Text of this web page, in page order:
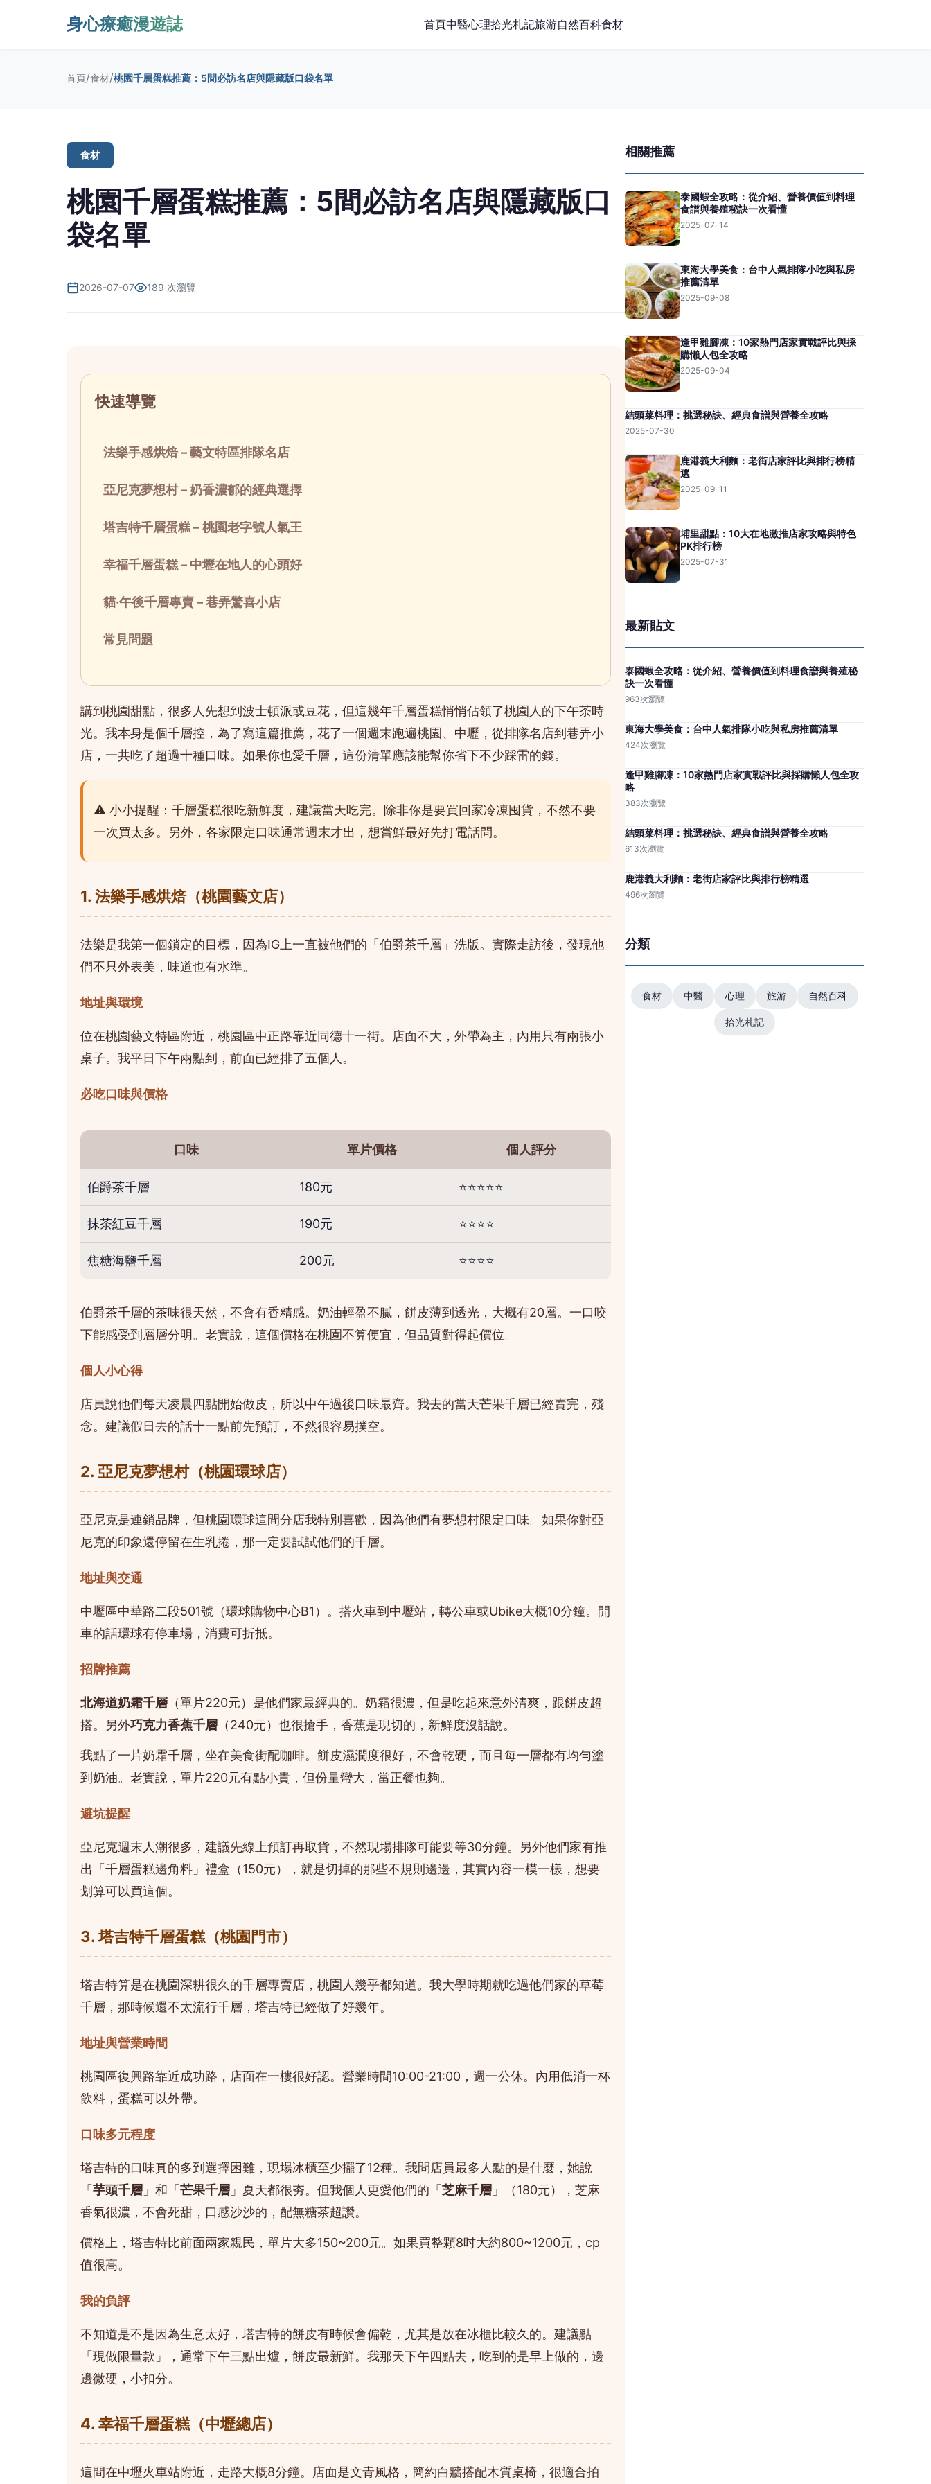
身心療癒漫遊誌 首頁中醫心理拾光札記旅游自然百科食材
首頁/食材/桃園千層蛋糕推薦：5間必訪名店與隱藏版口袋名單
食材
桃園千層蛋糕推薦：5間必訪名店與隱藏版口
袋名單
2026-07-07 189 次瀏覽
快速導覽
法樂手感烘焙 – 藝文特區排隊名店
亞尼克夢想村 – 奶香濃郁的經典選擇
塔吉特千層蛋糕 – 桃園老字號人氣王
幸福千層蛋糕 – 中壢在地人的心頭好
貓·午後千層專賣 – 巷弄驚喜小店
常見問題
講到桃園甜點，很多人先想到波士頓派或豆花，但這幾年千層蛋糕悄悄佔領了桃園人的下午茶時
光。我本身是個千層控，為了寫這篇推薦，花了一個週末跑遍桃園、中壢，從排隊名店到巷弄小
店，一共吃了超過十種口味。如果你也愛千層，這份清單應該能幫你省下不少踩雷的錢。
⚠️ 小小提醒：千層蛋糕很吃新鮮度，建議當天吃完。除非你是要買回家冷凍囤貨，不然不要
一次買太多。另外，各家限定口味通常週末才出，想嘗鮮最好先打電話問。
1. 法樂手感烘焙（桃園藝文店）
法樂是我第一個鎖定的目標，因為IG上一直被他們的「伯爵茶千層」洗版。實際走訪後，發現他
們不只外表美，味道也有水準。
地址與環境
位在桃園藝文特區附近，桃園區中正路靠近同德十一街。店面不大，外帶為主，內用只有兩張小
桌子。我平日下午兩點到，前面已經排了五個人。
必吃口味與價格
口味 單片價格 個人評分
伯爵茶千層 180元 ⭐⭐⭐⭐⭐
抹茶紅豆千層 190元 ⭐⭐⭐⭐
焦糖海鹽千層 200元 ⭐⭐⭐⭐
伯爵茶千層的茶味很天然，不會有香精感。奶油輕盈不膩，餅皮薄到透光，大概有20層。一口咬
下能感受到層層分明。老實說，這個價格在桃園不算便宜，但品質對得起價位。
個人小心得
店員說他們每天凌晨四點開始做皮，所以中午過後口味最齊。我去的當天芒果千層已經賣完，殘
念。建議假日去的話十一點前先預訂，不然很容易撲空。
2. 亞尼克夢想村（桃園環球店）
亞尼克是連鎖品牌，但桃園環球這間分店我特別喜歡，因為他們有夢想村限定口味。如果你對亞
尼克的印象還停留在生乳捲，那一定要試試他們的千層。
地址與交通
中壢區中華路二段501號（環球購物中心B1）。搭火車到中壢站，轉公車或Ubike大概10分鐘。開
車的話環球有停車場，消費可折抵。
招牌推薦
北海道奶霜千層 （單片220元）是他們家最經典的。奶霜很濃，但是吃起來意外清爽，跟餅皮超
搭。另外巧克力香蕉千層 （240元）也很搶手，香蕉是現切的，新鮮度沒話說。
我點了一片奶霜千層，坐在美食街配咖啡。餅皮濕潤度很好，不會乾硬，而且每一層都有均勻塗
到奶油。老實說，單片220元有點小貴，但份量蠻大，當正餐也夠。
避坑提醒
亞尼克週末人潮很多，建議先線上預訂再取貨，不然現場排隊可能要等30分鐘。另外他們家有推
出「千層蛋糕邊角料」禮盒（150元），就是切掉的那些不規則邊邊，其實內容一模一樣，想要
划算可以買這個。
3. 塔吉特千層蛋糕（桃園門市）
塔吉特算是在桃園深耕很久的千層專賣店，桃園人幾乎都知道。我大學時期就吃過他們家的草莓
千層，那時候還不太流行千層，塔吉特已經做了好幾年。
地址與營業時間
桃園區復興路靠近成功路，店面在一樓很好認。營業時間10:00-21:00，週一公休。內用低消一杯
飲料，蛋糕可以外帶。
口味多元程度
塔吉特的口味真的多到選擇困難，現場冰櫃至少擺了12種。我問店員最多人點的是什麼，她說
「 芋頭千層 」和「 芒果千層 」夏天都很夯。但我個人更愛他們的「 芝麻千層 」（180元），芝麻
香氣很濃，不會死甜，口感沙沙的，配無糖茶超讚。
價格上，塔吉特比前面兩家親民，單片大多150~200元。如果買整顆8吋大約800~1200元，cp
值很高。
我的負評
不知道是不是因為生意太好，塔吉特的餅皮有時候會偏乾，尤其是放在冰櫃比較久的。建議點
「現做限量款」，通常下午三點出爐，餅皮最新鮮。我那天下午四點去，吃到的是早上做的，邊
邊微硬，小扣分。
4. 幸福千層蛋糕（中壢總店）
這間在中壢火車站附近，走路大概8分鐘。店面是文青風格，簡約白牆搭配木質桌椅，很適合拍
相關推薦
泰國蝦全攻略：從介紹、營養價值到料理
食譜與養殖秘訣一次看懂
2025-07-14
東海大學美食：台中人氣排隊小吃與私房
推薦清單
2025-09-08
逢甲雞腳凍：10家熱門店家實戰評比與採
購懶人包全攻略
2025-09-04
結頭菜料理：挑選秘訣、經典食譜與營養全攻略
2025-07-30
鹿港義大利麵：老街店家評比與排行榜精
選
2025-09-11
埔里甜點：10大在地激推店家攻略與特色
PK排行榜
2025-07-31
最新貼文
泰國蝦全攻略：從介紹、營養價值到料理食譜與養殖秘
訣一次看懂
963次瀏覽
東海大學美食：台中人氣排隊小吃與私房推薦清單
424次瀏覽
逢甲雞腳凍：10家熱門店家實戰評比與採購懶人包全攻
略
383次瀏覽
結頭菜料理：挑選秘訣、經典食譜與營養全攻略
613次瀏覽
鹿港義大利麵：老街店家評比與排行榜精選
496次瀏覽
分類
食材 中醫 心理 旅游 自然百科
拾光札記